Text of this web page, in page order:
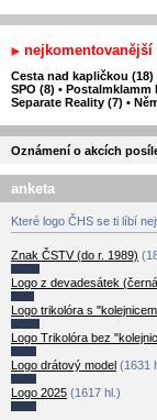
nejkomentovanější
Cesta nad kapličkou (18)
SPO (8) • Postalmklamm
Separate Reality (7) •
Oznámení o akcích
anketa
Které logo ČHS se ti líbí
Znak ČSTV (do r. 1989)
Logo z devadesátek
Logo trikolóra s
Logo Trikolóra bez
Logo drátový model (1631
Logo 2025 (1617 hl.)